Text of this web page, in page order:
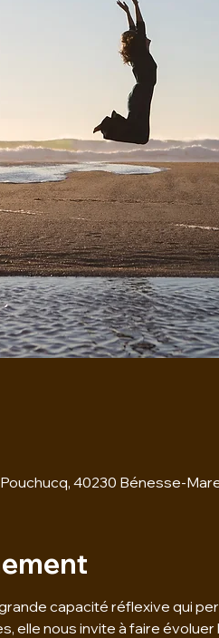
40230 Bénesse-
grande capacité réflexive qui
nous invite à faire évoluer